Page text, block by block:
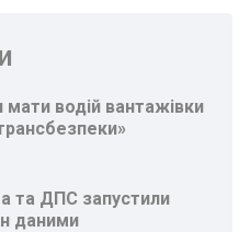
водій вантажівки
та ДПС запустили
даними